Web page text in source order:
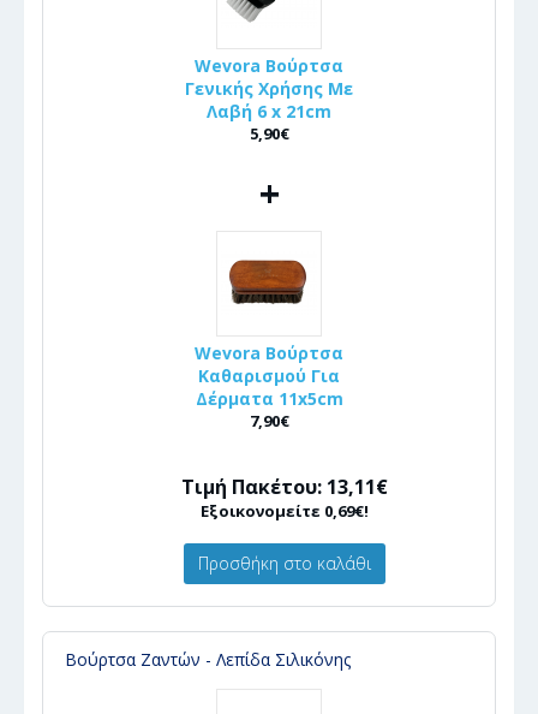
Wevora Βούρτσα
Γενικής Χρήσης Με
Λαβή 6 x 21cm
5,90€
+
Wevora Βούρτσα
Καθαρισμού Για
Δέρματα 11x5cm
7,90€
Τιμή Πακέτου: 13,11€
Εξοικονομείτε 0,69€!
Προσθήκη στο καλάθι
Βούρτσα Ζαντών - Λεπίδα Σιλικόνης